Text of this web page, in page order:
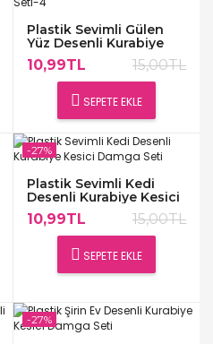
Plastik Sevimli Gülen
Yüz Desenli Kurabiye
Kesici Damga Seti-4
10,99TL 15,00TL
SEPETE EKLE
Plastik Sevimli Kedi
Desenli Kurabiye Kesici
Damga Seti
10,99TL 15,00TL
SEPETE EKLE
-27%
-27%